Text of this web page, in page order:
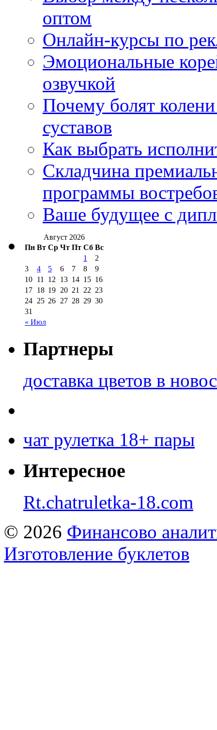
оптом
Онлайн-курсы по
Эмоциональные
озвучкой
Почему болят
суставов
Как выбрать
Складчина
программы
Ваше будущее с
Август 2026
Пн Вт Ср Чт Пт Сб Вс
« Июл
1
2
3
4 5 6 7 8
9
10 11 12 13 14 15 16
17 18 19 20 21 22 23
24 25 26 27 28 29 30
31
Партнеры
доставка цветов в
чат рулетка 18+ пары
Интересное
Rt.chatruletka-18.com
© 2026 Финансово
Изготовление буклетов